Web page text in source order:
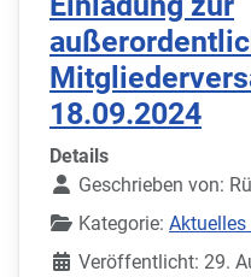
18.09.2024
Details
Geschrieben von:
Kategorie: Aktuelles
Veröffentlicht: 29.